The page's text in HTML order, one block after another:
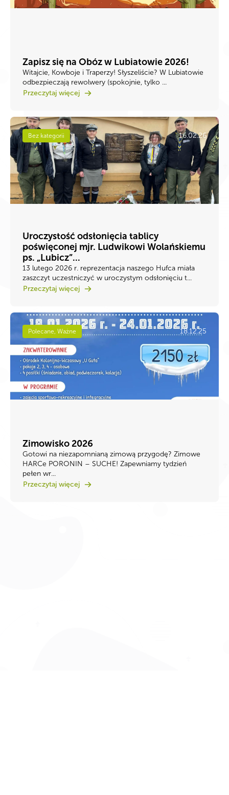
Zapisz się na Obóz w Lubiatowie 2026!
Witajcie, Kowboje i Traperzy! ​Słyszeliście? W Lubiatowie
odbezpieczają rewolwery (spokojnie, tylko ...
Przeczytaj więcej
Bez kategorii 16.02.26
Uroczystość odsłonięcia tablicy
poświęconej mjr. Ludwikowi Wolańskiemu
ps. „Lubicz”...
13 lutego 2026 r. reprezentacja naszego Hufca miała
zaszczyt uczestniczyć w uroczystym odsłonięciu t...
Przeczytaj więcej
Polecane, Ważne 18.12.25
Zimowisko 2026
Gotowi na niezapomnianą zimową przygodę? ​Zimowe
HARCe PORONIN – SUCHE! ​Zapewniamy tydzień
pełen wr...
Przeczytaj więcej